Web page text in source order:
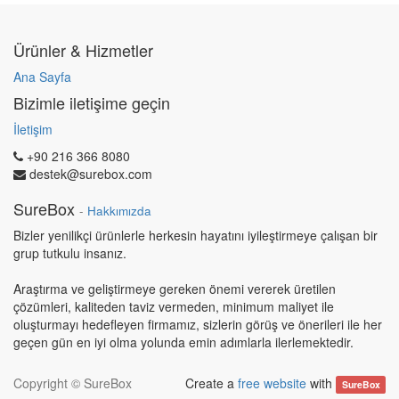
Ürünler & Hizmetler
Ana Sayfa
Bizimle iletişime geçin
İletişim
+90 216 366 8080
destek@surebox.com
SureBox - Hakkımızda
Bizler yenilikçi ürünlerle herkesin hayatını iyileştirmeye çalışan bir
grup tutkulu insanız.
Araştırma ve geliştirmeye gereken önemi vererek üretilen
çözümleri, kaliteden taviz vermeden, minimum maliyet ile
oluşturmayı hedefleyen firmamız, sizlerin görüş ve önerileri ile her
geçen gün en iyi olma yolunda emin adımlarla ilerlemektedir.
Create afree website with SureBox
Copyright © SureBox